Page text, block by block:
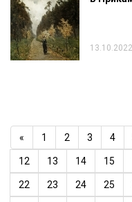
13.10.2022
« 1 2 3 4
12 13 14 15
22 23 24 25